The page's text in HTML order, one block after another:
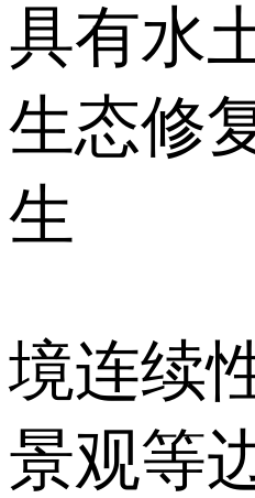
具有水
生态修
生
境连续
景观等